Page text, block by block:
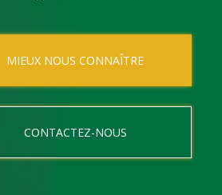
MIEUX NOUS CONNAÎTRE
CONTACTEZ-NOUS